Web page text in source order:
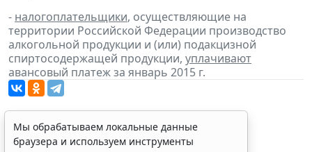
- налогоплательщики, осуществляющие на
территории Российской Федерации производство
алкогольной продукции и (или) подакцизной
спиртосодержащей продукции, уплачивают
авансовый платеж за январь 2015 г.
Мы обрабатываем локальные данные
браузера и используем инструменты